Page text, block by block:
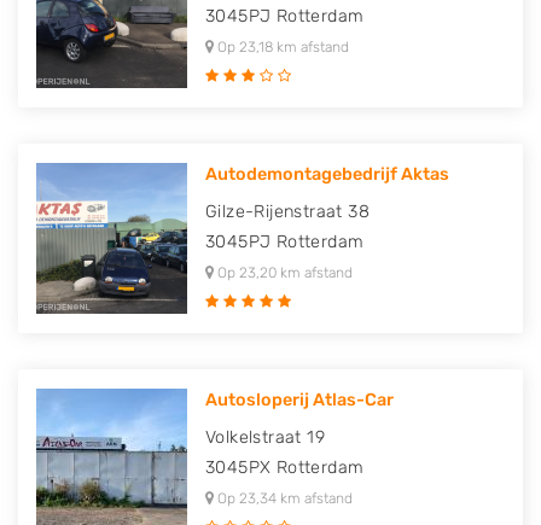
3045PJ Rotterdam
Op 23,18 km afstand
Autodemontagebedrijf Aktas
Gilze-Rijenstraat 38
3045PJ Rotterdam
Op 23,20 km afstand
Autosloperij Atlas-Car
Volkelstraat 19
3045PX Rotterdam
Op 23,34 km afstand